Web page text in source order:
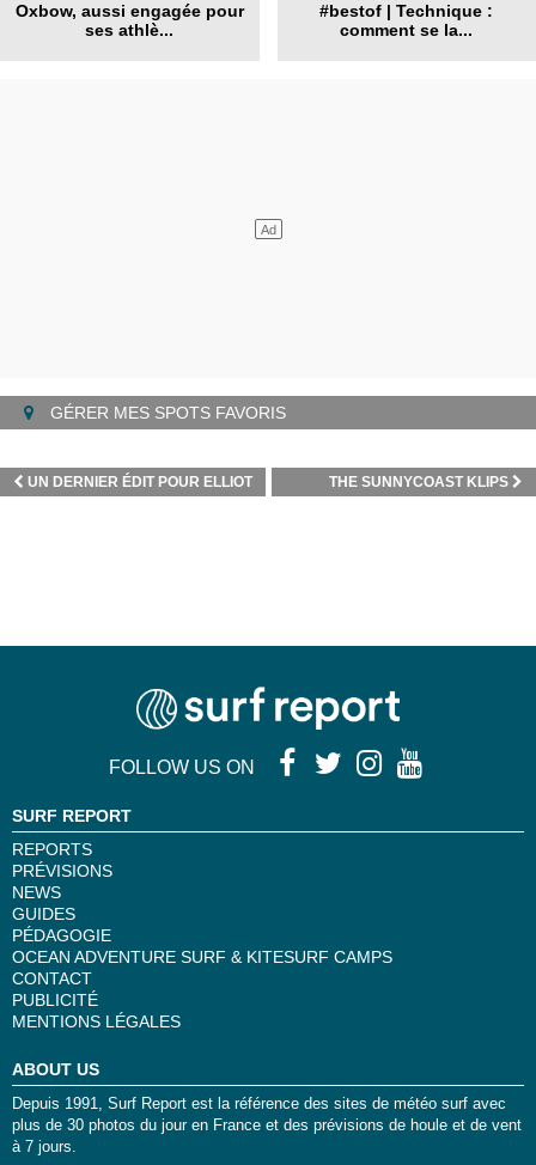
Oxbow, aussi engagée pour
ses athlè...
#bestof | Technique :
comment se la...
GÉRER MES SPOTS FAVORIS
THE SUNNYCOAST KLIPS
UN DERNIER ÉDIT POUR ELLIOT
FOLLOW US ON
SURF REPORT
REPORTS
PRÉVISIONS
NEWS
GUIDES
PÉDAGOGIE
OCEAN ADVENTURE SURF & KITESURF CAMPS
CONTACT
PUBLICITÉ
MENTIONS LÉGALES
ABOUT US
Depuis 1991, Surf Report est la référence des sites de météo surf avec
plus de 30 photos du jour en France et des prévisions de houle et de vent
à 7 jours.